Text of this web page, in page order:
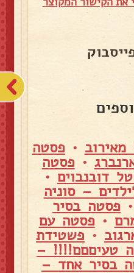
• פסטה
• פסטה
דובנבוים •
– סוניה
• פסטה בסיר
• פסטה עם
• פשטידת
טעיםםם!!!! –
בסיר אחד –